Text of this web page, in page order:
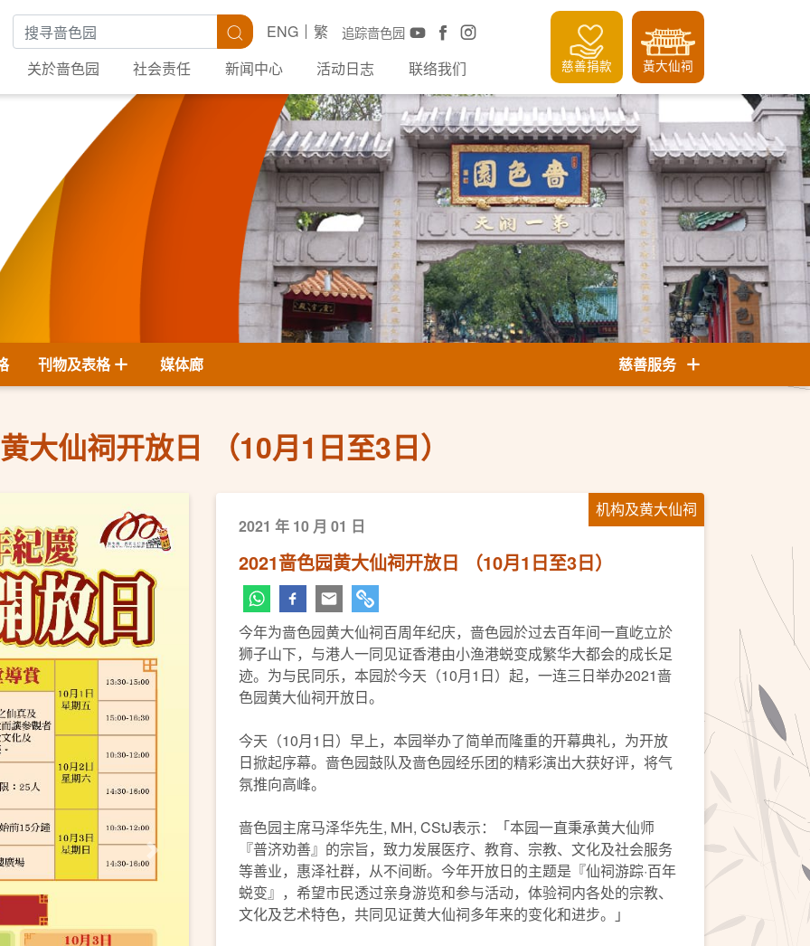
搜寻关键字 搜寻 追踪啬色园
ENG
繁
关於啬色园
社会责任 新闻中心 活动日志 联络我们 慈善捐款 黃大仙祠
刊物及表格 媒体廊 慈善服务
大仙祠开放日 （10月1日至3日）
下一页
机构及黄大仙祠
2021 年 10 月 01 日
2021啬色园黄大仙祠开放日 （10月1日至3日）
今年为啬色园黄大仙祠百周年纪庆，啬色园於过去百年间一直屹立於
狮子山下，与港人一同见证香港由小渔港蜕变成繁华大都会的成长足
迹。为与民同乐，本园於今天（10月1日）起，一连三日举办2021啬
色园黄大仙祠开放日。
今天（10月1日）早上，本园举办了简单而隆重的开幕典礼，为开放
日掀起序幕。啬色园鼓队及啬色园经乐团的精彩演出大获好评，将气
氛推向高峰。
啬色园主席马泽华先生, MH, CStJ表示：「本园一直秉承黄大仙师
『普济劝善』的宗旨，致力发展医疗、教育、宗教、文化及社会服务
等善业，惠泽社群，从不间断。今年开放日的主题是『仙祠游踪·百年
蜕变』，希望市民透过亲身游览和参与活动，体验祠内各处的宗教、
文化及艺术特色，共同见证黄大仙祠多年来的变化和进步。」